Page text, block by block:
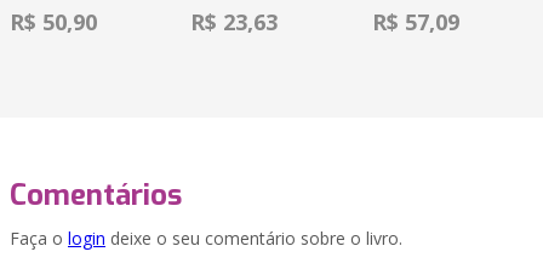
R$ 50,90 R$ 23,63 R$ 57,09
Comentários
Faça o login deixe o seu comentário sobre o livro.